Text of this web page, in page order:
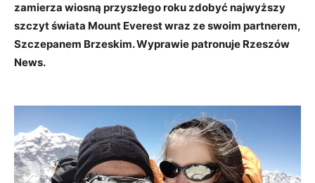
zamierza wiosną przyszłego roku zdobyć najwyższy
szczyt świata Mount Everest wraz ze swoim partnerem,
Szczepanem Brzeskim. Wyprawie patronuje Rzeszów
News.